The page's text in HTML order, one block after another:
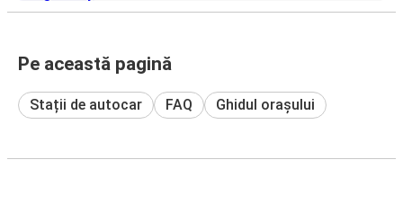
Pe această pagină
Stații de autocar FAQ Ghidul orașului